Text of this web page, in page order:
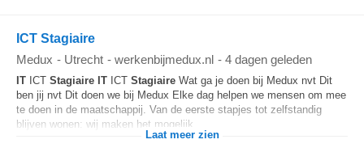
ICT Stagiaire
Medux - Utrecht - werkenbijmedux.nl - 4 dagen geleden
IT ICT Stagiaire IT ICT Stagiaire Wat ga je doen bij Medux nvt Dit
ben jij nvt Dit doen we bij Medux Elke dag helpen we mensen om mee
te doen in de maatschappij. Van de eerste stapjes tot zelfstandig
blijven wonen: wij maken het mogelijk...
Laat meer zien